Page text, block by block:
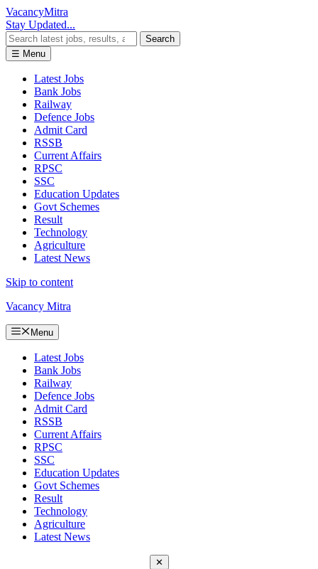
VacancyMitra
Stay Updated...
Search
☰ Menu
Latest Jobs
Bank Jobs
Railway
Defence Jobs
Admit Card
RSSB
Current Affairs
RPSC
SSC
Education Updates
Govt Schemes
Result
Technology
Agriculture
Latest News
Skip to content
Vacancy Mitra
Menu
Latest Jobs
Bank Jobs
Railway
Defence Jobs
Admit Card
RSSB
Current Affairs
RPSC
SSC
Education Updates
Govt Schemes
Result
Technology
Agriculture
Latest News
✕